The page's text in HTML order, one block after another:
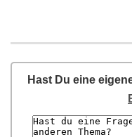
Hast Du eine